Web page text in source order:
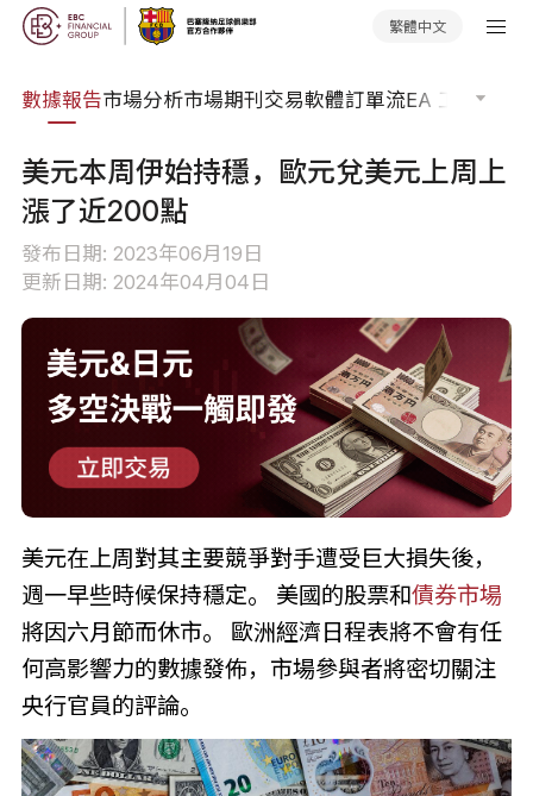
繁體中文
數據報告市場分析市場期刊交易軟體訂單流EA 工具庫
美元本周伊始持穩，歐元兌美元上周上
漲了近200點
發布日期: 2023年06月19日
更新日期: 2024年04月04日
美元在上周對其主要競爭對手遭受巨大損失後，
週一早些時候保持穩定。 美國的股票和債券市場
將因六月節而休市。 歐洲經濟日程表將不會有任
何高影響力的數據發佈，市場參與者將密切關注
央行官員的評論。